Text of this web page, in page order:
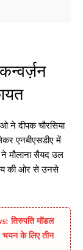
ने दीपक चौरसिया
एनबीएसडीए में
ने मौलाना सैयद उल
की ओर से उनसे
तिरुपति मॉडल
चयन के लिए तीन